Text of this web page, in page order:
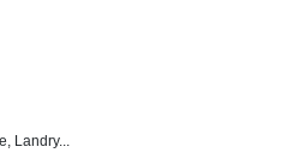
Landry...